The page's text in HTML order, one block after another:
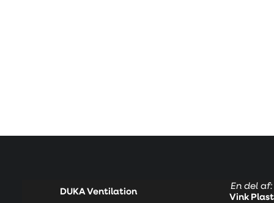
DUKA Ventilation
En del af:
Vink Plast